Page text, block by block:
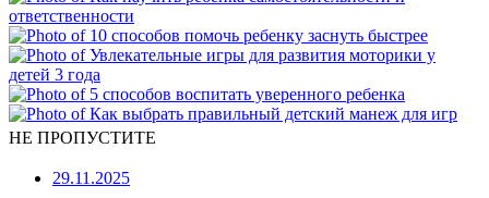
НЕ ПРОПУСТИТЕ
29.11.2025